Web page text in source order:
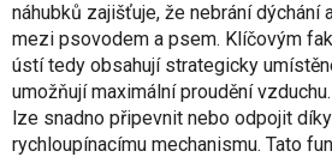
náhubků zajišťuje, že nebrání dýchání
mezi psovodem a psem. Klíčovým
ústí tedy obsahují strategicky
umožňují maximální proudění
lze snadno připevnit nebo odpojit
rychloupínacímu mechanismu. Tato